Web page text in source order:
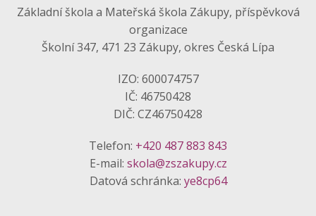
Základní škola a Mateřská škola Zákupy, příspěvková
organizace
Školní 347, 471 23 Zákupy, okres Česká Lípa
IZO: 600074757
IČ: 46750428
DIČ: CZ46750428
Telefon: +420 487 883 843
E-mail: skola@zszakupy.cz
Datová schránka: ye8cp64